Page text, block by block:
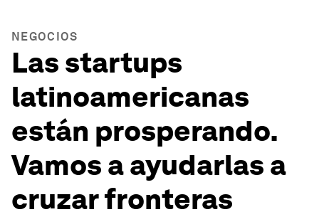
NEGOCIOS
Las startups
latinoamericanas
están prosperando.
Vamos a ayudarlas a
cruzar fronteras